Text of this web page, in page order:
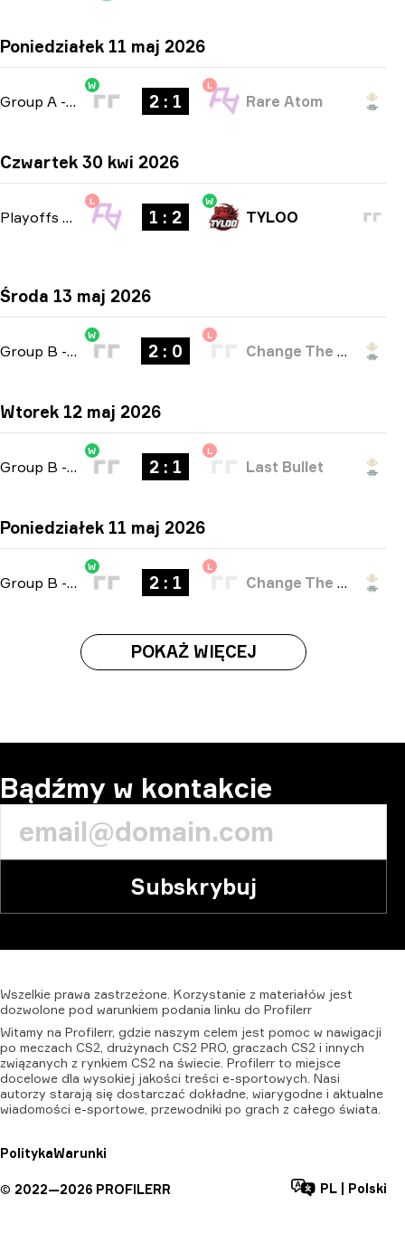
Poniedziałek 11 maj 2026
Group A - bo3
W
2 : 1
L
Rare Atom
Czwartek 30 kwi 2026
Playoffs bo3
L
1 : 2
W
TYLOO
Środa 13 maj 2026
Group B - bo3
W
2 : 0
L
Change The Game
Wtorek 12 maj 2026
Group B - bo3
W
2 : 1
L
Last Bullet
Poniedziałek 11 maj 2026
Group B - bo3
W
2 : 1
L
Change The Game
POKAŻ WIĘCEJ
Bądźmy w kontakcie
Subskrybuj
Wszelkie prawa zastrzeżone. Korzystanie z materiałów jest
dozwolone pod warunkiem podania linku do Profilerr
Witamy na Profilerr, gdzie naszym celem jest pomoc w nawigacji
po meczach CS2, drużynach CS2 PRO, graczach CS2 i innych
związanych z rynkiem CS2 na świecie. Profilerr to miejsce
docelowe dla wysokiej jakości treści e-sportowych. Nasi
autorzy starają się dostarczać dokładne, wiarygodne i aktualne
wiadomości e-sportowe, przewodniki po grach z całego świata.
PolitykaWarunki
© 2022—2026 PROFILERR PL Polski